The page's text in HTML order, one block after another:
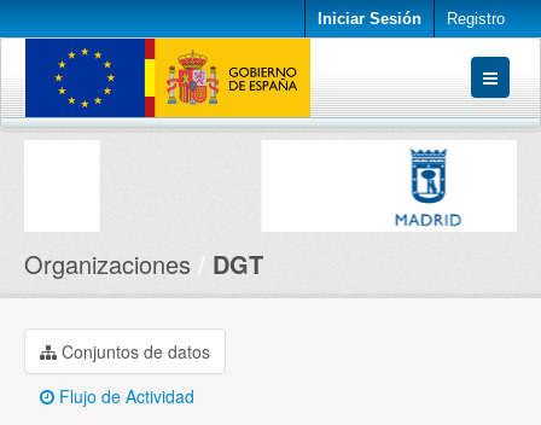
Iniciar Sesión Registro
Conjuntos de datos
Organizaciones DGT
Conjuntos de datos
Flujo de Actividad